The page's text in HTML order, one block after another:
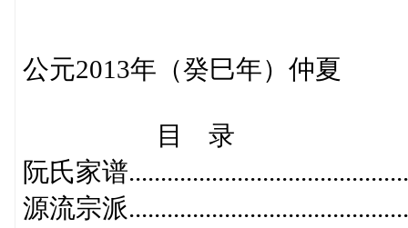
公元2013年（癸巳年）仲夏
目 录
阮氏家谱
源流宗派